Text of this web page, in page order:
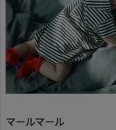
マールマール